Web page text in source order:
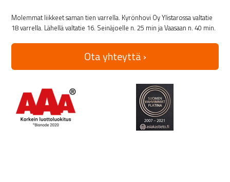
Molemmat liikkeet saman tien varrella. Kyrönhovi Oy Ylistarossa valtatie
18 varrella. Lähellä valtatie 16. Seinäjoelle n. 25 min ja Vaasaan n. 40 min.
Ota yhteyttä ›